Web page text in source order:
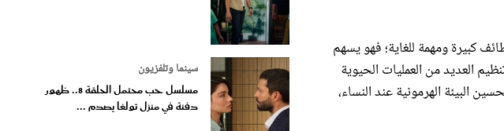
كبيرة ومهمة للغاية؛ فهو يسهم
العديد من العمليات الحيوية
البيئة الهرمونية عند النساء،
سينما وتلفزيون
مسلسل حب محتمل الحلقة 8.. ظهور
دفنة في منزل تولغا يصدم ...